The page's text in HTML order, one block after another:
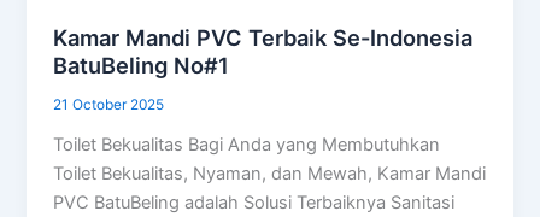
Kamar Mandi PVC Terbaik Se-Indonesia
BatuBeling No#1
21 October 2025
Toilet Bekualitas Bagi Anda yang Membutuhkan
Toilet Bekualitas, Nyaman, dan Mewah, Kamar Mandi
PVC BatuBeling adalah Solusi Terbaiknya Sanitasi